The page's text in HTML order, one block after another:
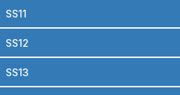
SS11
SS12
SS13